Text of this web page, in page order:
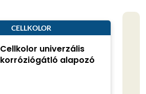
CELLKOLOR
Cellkolor univerzális
korróziógátló alapozó